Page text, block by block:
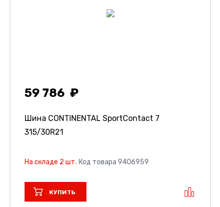
59 786
Шина CONTINENTAL SportContact 7
315/30R21
На складе 2 шт. Код товара 9406959
КУПИТЬ